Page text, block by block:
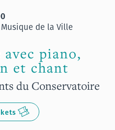
de la Ville
piano,
et chant
du Conservatoire